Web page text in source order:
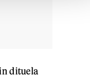
dituela